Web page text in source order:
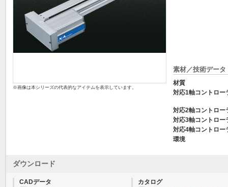
※画像は本シリーズの代表的なアイテムを表示しています。
素材／技術データ
材質
対応1軸コントロー
対応2軸コントロー
対応3軸コントロー
対応4軸コントロー
環境
ダウンロード
CADデータ
カタログ